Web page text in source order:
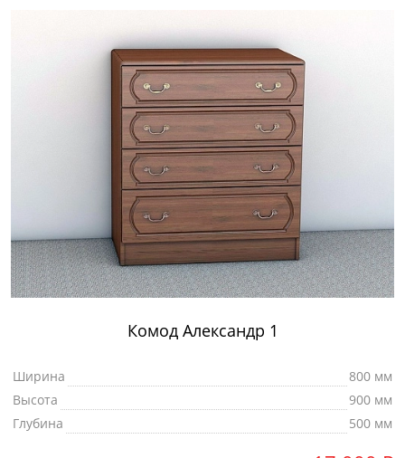
Комод Александр 1
Ширина
800 мм
Высота
900 мм
Глубина
500 мм